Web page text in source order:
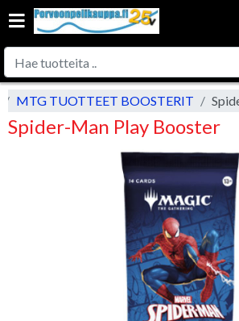
MTG TUOTTEET BOOSTERIT
Spider-Man Play Booster